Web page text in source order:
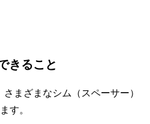
きること
まざまなシム（スペーサー）
す。